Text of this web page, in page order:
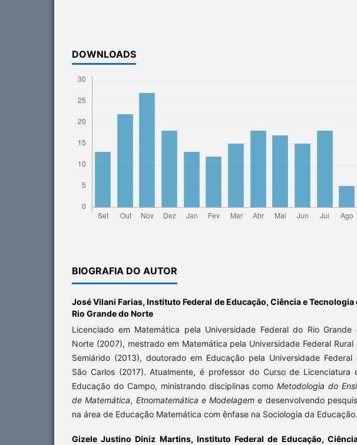
DOWNLOADS
BIOGRAFIA DO AUTOR
José Vilani Farias,Instituto Federal de Educação, Ciência e Tecnologia
Rio Grande do Norte
Licenciado em Matemática pela Universidade Federal do Rio Grande
Norte (2007), mestrado em Matemática pela Universidade Federal Rural
Semiárido (2013), doutorado em Educação pela Universidade Federal
São Carlos (2017). Atualmente, é professor do Curso de Licenciatura
Educação do Campo, ministrando disciplinas comoMetodologia do
de Matemática, Etnomatemática e Modelagem e desenvolvendo
na área de Educação Matemática com ênfase na Sociologia da Educação.
Gizele Justino Diniz Martins, Instituto Federal de Educação,